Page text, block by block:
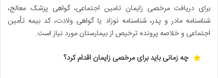
برای دریافت مرخصی زایمان تامین اجتماعی، گواهی پزشک معالج،
شناسنامه مادر و پدر، شناسنامه نوزاد یا گواهی ولادت، کد بیمه تأمین
اجتماعی و خلاصه پرونده ترخیص از بیمارستان مورد نیاز است.
چه زمانی باید برای مرخصی زایمان اقدام کرد؟